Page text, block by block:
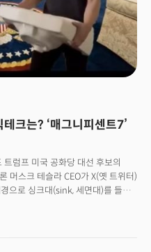
크는? ‘매그니피센트7’
럼프 미국 공화당 대선 후보의
머스크 테슬라 CEO가 X(옛 트위터)
으로 싱크대(sink, 세면대)를 들고
의 게시물은 그가 트럼프 2기